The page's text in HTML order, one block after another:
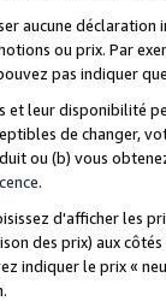
aucune
ou prix. Par
pas indiquer
et leur disponibilité
de changer,
ou (b) vous
.
d'afficher les
des prix) aux
indiquer le prix «